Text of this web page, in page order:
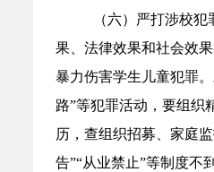
（六）严打涉校
果、法律效果和社会效果
暴力伤害学生儿童犯罪
路”等犯罪活动，要组织
历，查组织招募、家庭
告”“从业禁止”等制度不